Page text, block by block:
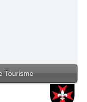
Tourisme